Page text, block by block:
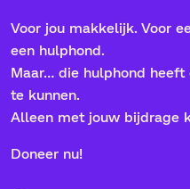
Voor jou makkelijk. Voor
een hulphond.
Maar… die hulphond
te kunnen.
Alleen met jouw bijdrage
Doneer nu!